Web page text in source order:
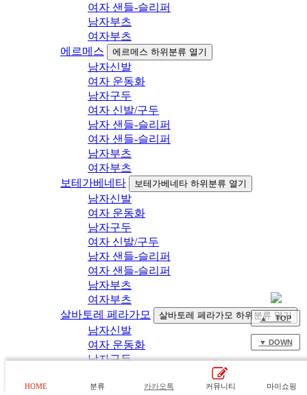
여자 샌들-슬리퍼
남자부츠
여자부츠
에르메스
에르메스 하위분류 열기
남자신발
여자 운동화
남자구두
여자 신발/구두
남자 샌들-슬리퍼
여자 샌들-슬리퍼
남자부츠
여자부츠
보테가베네타
보테가베네타 하위분류 열기
남자신발
여자 운동화
남자구두
여자 신발/구두
남자 샌들-슬리퍼
여자 샌들-슬리퍼
남자부츠
여자부츠
살바토레 페라가모
살바토레 페라가모 하위분류 열기
남자신발
여자 운동화
남자구두
남자 샌들-슬리퍼
HOME 분류 카카오톡 커뮤니티 마이쇼핑
▲ TOP
▼ DOWN